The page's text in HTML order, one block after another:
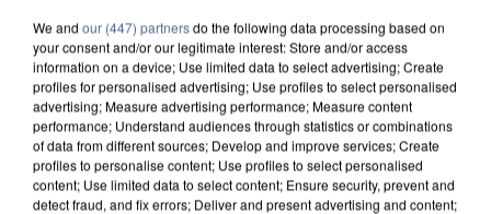
We and our (447) partnersdo the following data processing based on
your consent and/or our legitimate interest: Store and/or access
information on a device; Use limited data to select advertising; Create
profiles for personalised advertising; Use profiles to select personalised
advertising; Measure advertising performance; Measure content
performance; Understand audiences through statistics or combinations
of data from different sources; Develop and improve services; Create
profiles to personalise content; Use profiles to select personalised
content; Use limited data to select content; Ensure security, prevent and
detect fraud, and fix errors; Deliver and present advertising and content;